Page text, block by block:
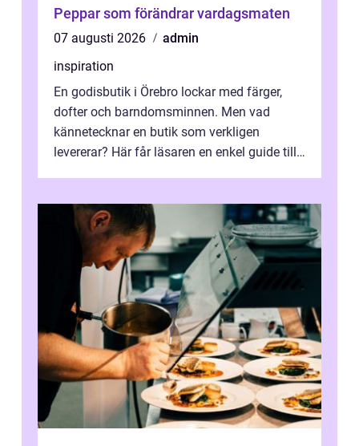
Peppar som förändrar vardagsmaten
07 augusti 2026
admin
inspiration
En godisbutik i Örebro lockar med färger,
dofter och barndomsminnen. Men vad
kännetecknar en butik som verkligen
levererar? Här får läsaren en enkel guide till